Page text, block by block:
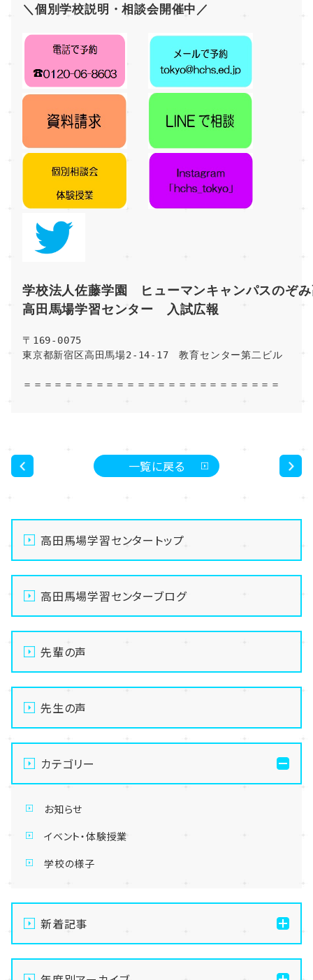
＼個別学校説明・相談会開催中／
学校法人佐藤学園　ヒューマンキャンパスのぞ
高田馬場学習センター　入試広報
〒169-0075
東京都新宿区高田馬場2-14-17　教育センター第二ビル
＝＝＝＝＝＝＝＝＝＝＝＝＝＝＝＝＝＝＝＝＝＝＝＝＝
一覧に戻る
高田馬場学習センタートップ
高田馬場学習センターブログ
先輩の声
先生の声
カテゴリー
お知らせ
イベント・体験授業
学校の様子
新着記事
【東京】教育連携校ヘアメイクカレッジの撮影実習に高
校生も特別参加？！👀✨💕